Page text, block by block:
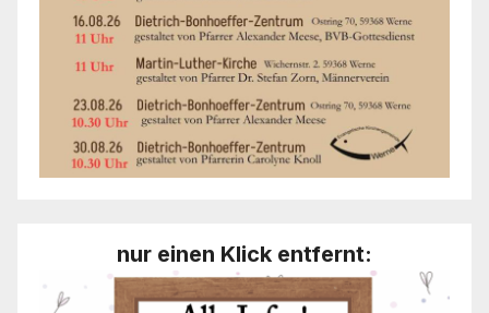
nur einen Klick entfernt: